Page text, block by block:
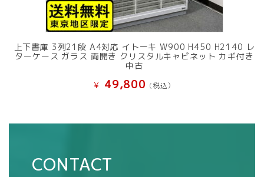
上下書庫 3列21段 A4対応 イトーキ W900 H450 H2140 レ
ターケース ガラス 両開き クリスタルキャビネット カギ付き
中古
¥ 49,800 (税込）
CONTACT